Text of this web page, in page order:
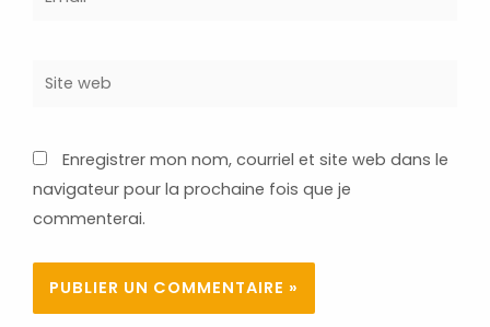
Site
Enregistrer mon nom, courriel et site web dans le
navigateur pour la prochaine fois que je
commenterai.